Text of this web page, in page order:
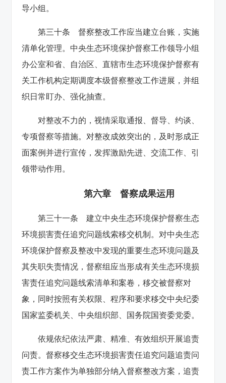
导小组。
第三十条 督察整改工作应当建立台账，实施
清单化管理。中央生态环境保护督察工作领导小组
办公室和省、自治区、直辖市生态环境保护督察有
关工作机构定期调度本级督察整改工作进展，并组
织日常盯办、强化抽查。
对整改不力的，视情采取通报、督导、约谈、
专项督察等措施。对整改成效突出的，及时形成正
面案例并进行宣传，发挥激励先进、交流工作、引
领带动作用。
第六章 督察成果运用
第三十一条 建立中央生态环境保护督察生态
环境损害责任追究问题线索移交机制。对中央生态
环境保护督察及整改中发现的重要生态环境问题及
其失职失责情况，督察组应当形成有关生态环境损
害责任追究问题线索清单和案卷，移交被督察对
象，同时按照有关权限、程序和要求移交中央纪委
国家监委机关、中央组织部、国务院国资委党委。
依规依纪依法严肃、精准、有效组织开展追责
问责。督察移交生态环境损害责任追究问题追责问
责工作方案作为单独部分纳入督察整改方案，追责